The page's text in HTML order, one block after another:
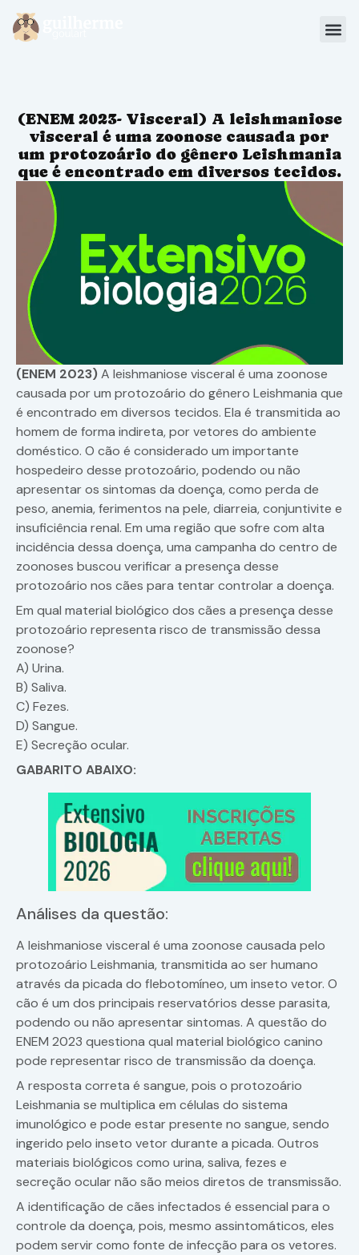
Sou Aluno
(ENEM 2023- Visceral) A leishmaniose
visceral é uma zoonose causada por
um protozoário do gênero Leishmania
que é encontrado em diversos tecidos.
(ENEM 2023)A leishmaniose visceral é uma zoonose
causada por um protozoário do gênero Leishmania que
é encontrado em diversos tecidos. Ela é transmitida ao
homem de forma indireta, por vetores do ambiente
doméstico. O cão é considerado um importante
hospedeiro desse protozoário, podendo ou não
apresentar os sintomas da doença, como perda de
peso, anemia, ferimentos na pele, diarreia, conjuntivite e
insuficiência renal. Em uma região que sofre com alta
incidência dessa doença, uma campanha do centro de
zoonoses buscou verificar a presença desse
protozoário nos cães para tentar controlar a doença.
Em qual material biológico dos cães a presença desse
protozoário representa risco de transmissão dessa
zoonose?
A) Urina.
B) Saliva.
C) Fezes.
D) Sangue.
E) Secreção ocular.
GABARITO ABAIXO:
Análises da questão:
A leishmaniose visceral é uma zoonose causada pelo
protozoário Leishmania, transmitida ao ser humano
através da picada do flebotomíneo, um inseto vetor. O
cão é um dos principais reservatórios desse parasita,
podendo ou não apresentar sintomas. A questão do
ENEM 2023 questiona qual material biológico canino
pode representar risco de transmissão da doença.
A resposta correta é sangue, pois o protozoário
Leishmania se multiplica em células do sistema
imunológico e pode estar presente no sangue, sendo
ingerido pelo inseto vetor durante a picada. Outros
materiais biológicos como urina, saliva, fezes e
secreção ocular não são meios diretos de transmissão.
A identificação de cães infectados é essencial para o
controle da doença, pois, mesmo assintomáticos, eles
podem servir como fonte de infecção para os vetores.